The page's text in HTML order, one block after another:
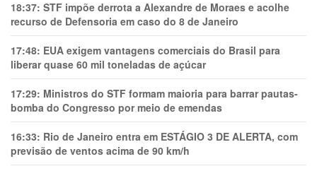
18:37: STF impõe derrota a Alexandre de Moraes e acolhe
recurso de Defensoria em caso do 8 de Janeiro
17:48: EUA exigem vantagens comerciais do Brasil para
liberar quase 60 mil toneladas de açúcar
17:29: Ministros do STF formam maioria para barrar pautas-
bomba do Congresso por meio de emendas
16:33: Rio de Janeiro entra em ESTÁGIO 3 DE ALERTA, com
previsão de ventos acima de 90 km/h